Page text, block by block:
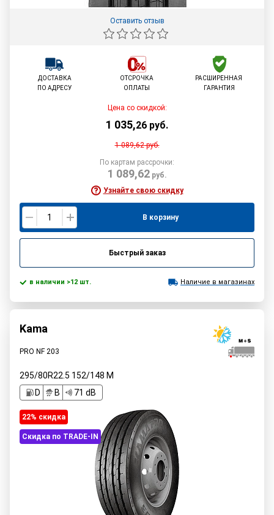
Оставить отзыв
ДОСТАВКА
ПО АДРЕСУ
ОТСРОЧКА
ОПЛАТЫ
РАСШИРЕННАЯ
ГАРАНТИЯ
Цена со скидкой:
1 035,26 руб.
1 089,62руб.
По картам рассрочки:
1 089,62руб.
Узнайте свою скидку
В корзину
Быстрый заказ
в наличии >12 шт. Наличие в магазинах
Kama
PRO NF 203
295/80R22.5 152/148 M
D
B 71 dB
22% cкидка
Скидка по TRADE-IN